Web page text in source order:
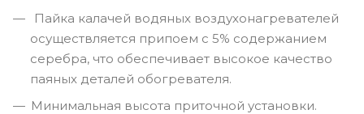
Пайка калачей водяных воздухонагревателей
осуществляется припоем с 5% содержанием
серебра, что обеспечивает высокое качество
паяных деталей обогревателя.
Минимальная высота приточной установки.